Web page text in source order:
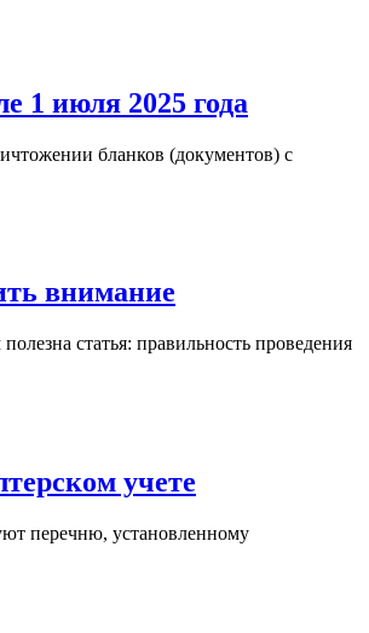
1 июля 2025 года
бланков (документов) с
внимание
статья: правильность проведения
учете
перечню, установленному